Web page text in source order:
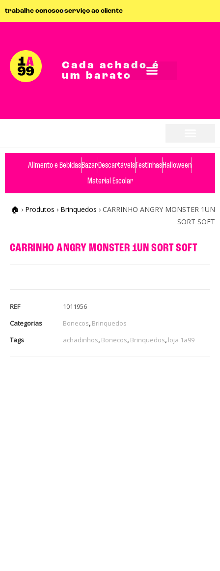
trabalhe conoscoserviço ao cliente
Cada achado é
um barato
Alimento e BebidasBazarDescartáveisFestinhasHalloween
Material Escolar
🏠 › Produtos › Brinquedos › CARRINHO ANGRY MONSTER 1UN
SORT SOFT
CARRINHO ANGRY MONSTER 1UN SORT SOFT
REF
1011956
Categorias
Bonecos, Brinquedos
Tags
achadinhos, Bonecos, Brinquedos, loja 1a99